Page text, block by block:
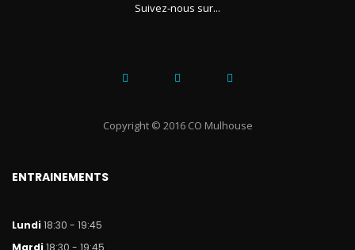
Suivez-nous sur...
Copyright © 2016 CO Mulhouse
ENTRAINEMENTS
Lundi 18:30 - 19:45
Mardi 18:30 - 19:45